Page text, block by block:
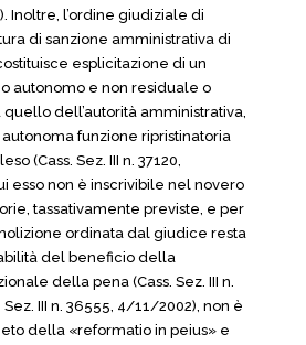
Inoltre, l’ordine giudiziale di
di sanzione amministrativa di
esplicitazione di un
autonomo e non residuale o
quello dell’autorità amministrativa,
funzione ripristinatoria
(Cass. Sez. III n. 37120,
esso non è inscrivibile nel novero
tassativamente previste, e per
ordinata dal giudice resta
del beneficio della
della pena (Cass. Sez. III n.
III n. 36555, 4/11/2002), non è
della «reformatio in peius» e